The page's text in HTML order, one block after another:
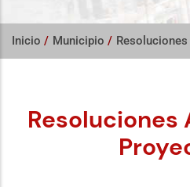
Inicio / Municipio /
Resoluciones